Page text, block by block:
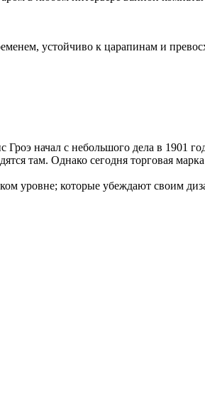
устойчиво к царапинам и
начал с небольшого дела в 1901
там. Однако сегодня торговая
уровне; которые убеждают своим